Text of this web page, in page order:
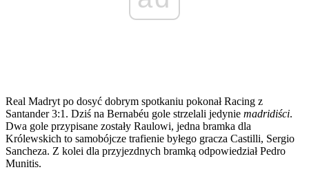
Real Madryt po dosyć dobrym spotkaniu pokonał Racing z
Santander 3:1. Dziś na Bernabéu gole strzelali jedynie madridiści.
Dwa gole przypisane zostały Raulowi, jedna bramka dla
Królewskich to samobójcze trafienie byłego gracza Castilli, Sergio
Sancheza. Z kolei dla przyjezdnych bramką odpowiedział Pedro
Munitis.